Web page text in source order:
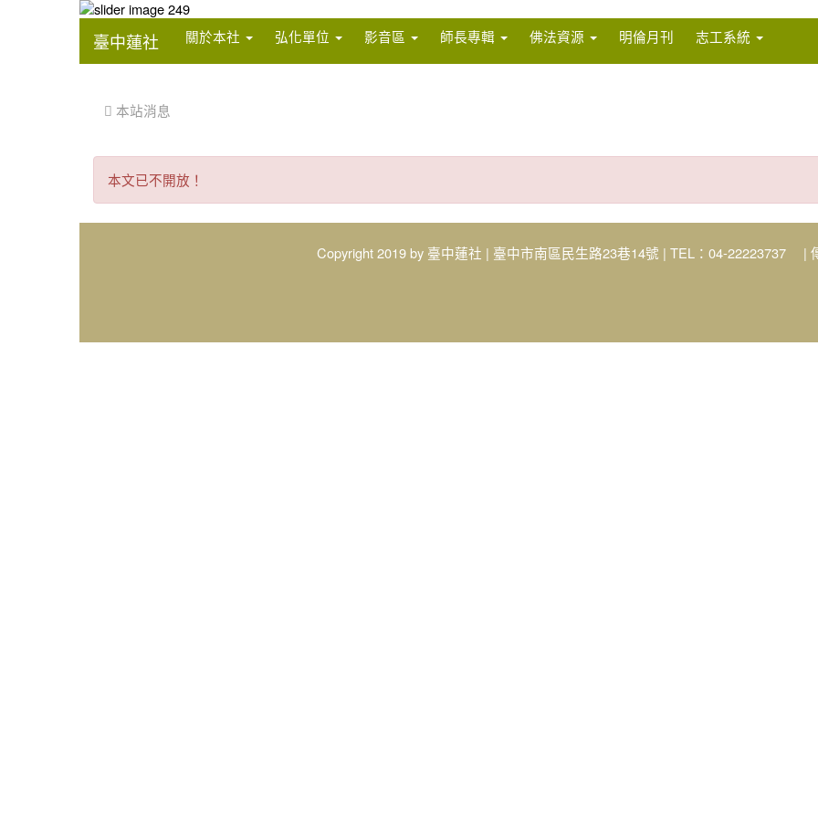
臺中蓮社 關於本社 弘化單位 影音區 師長專輯 佛法資源 明倫月刊 志工系統
 本站消息
本
文
已
本文已不開放！
Copyright 2019 by 臺中蓮社 | 臺中市南區民生路23巷14號 | TEL：04-22223737 |